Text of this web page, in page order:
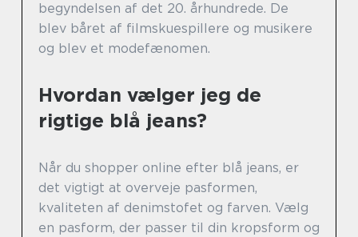
begyndelsen af det 20. århundrede. De
blev båret af filmskuespillere og musikere
og blev et modefænomen.
Hvordan vælger jeg de
rigtige blå jeans?
Når du shopper online efter blå jeans, er
det vigtigt at overveje pasformen,
kvaliteten af denimstofet og farven. Vælg
en pasform, der passer til din kropsform og